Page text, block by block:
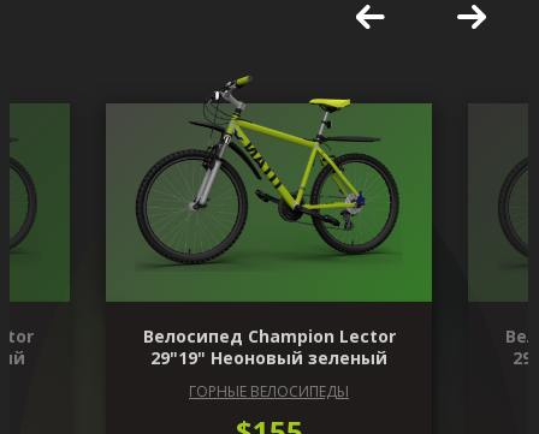
Велосипед Champion Lector
29"19" Неоновый зеленый
ГОРНЫЕ ВЕЛОСИПЕДЫ